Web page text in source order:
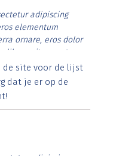
adipiscing
elementum
ornare, eros dolor
libero vitae erat.
id rutrum lorem
tristique posuere.
de site voor de lijst
dat je er op de